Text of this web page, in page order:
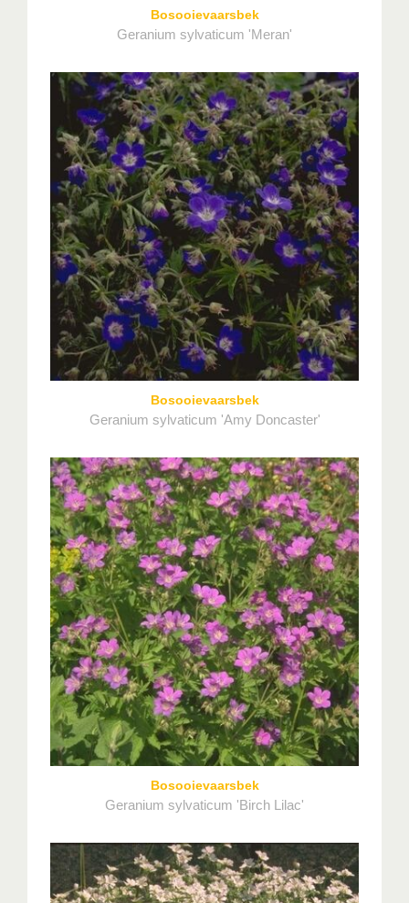
Bosooievaarsbek
Geranium sylvaticum 'Meran'
Bosooievaarsbek
Geranium sylvaticum 'Amy Doncaster'
Bosooievaarsbek
Geranium sylvaticum 'Birch Lilac'